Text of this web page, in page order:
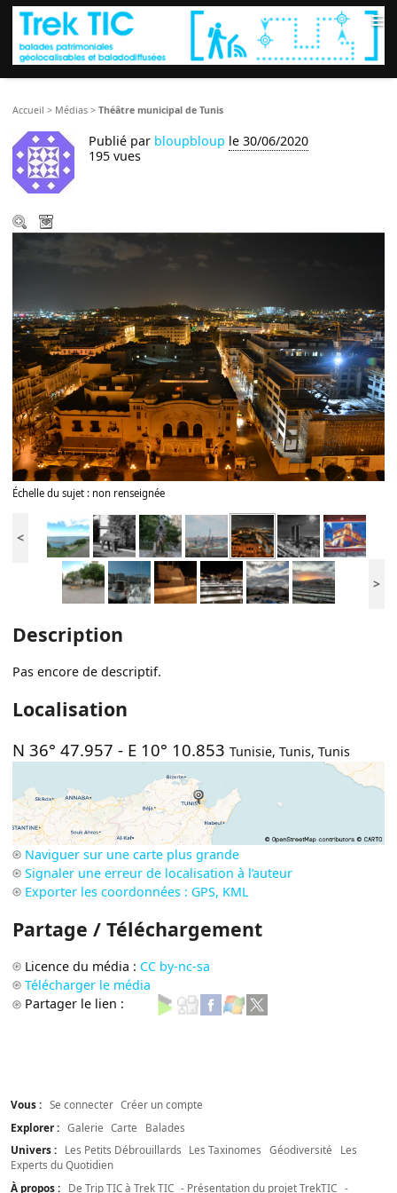
≡
Accueil > Médias >Théâtre municipal de Tunis
Publié par bloupbloup le 30/06/2020
195 vues
Échelle du sujet : non renseignée
<
>
Description
Pas encore de descriptif.
Localisation
N 36° 47.957 - E 10° 10.853 Tunisie,Tunis,Tunis
Naviguer sur une carte plus grande
Signaler une erreur de localisation à l’auteur
Exporter les coordonnées : GPS, KML
Partage / Téléchargement
Licence du média : CC by-nc-sa
Télécharger le média
Partager le lien :
Vous : Se connecter Créer un compte
Explorer : Galerie Carte
Balades
Univers :
Les Petits Débrouillards Les Taxinomes Géodiversité
Les
Experts du Quotidien
À propos :
De Trip TIC à Trek TIC - Présentation du projet TrekTIC -